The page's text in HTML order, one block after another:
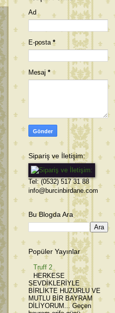
Ad
E-posta*
Mesaj *
Sipariş ve İletişim:
Tel: (0532) 517 31 88
info@burcinbirdane.com
Bu Blogda Ara
Popüler Yayınlar
Truff 2
HERKESE
SEVDİKLERİYLE
BİRLİKTE HUZURLU VE
MUTLU BİR BAYRAM
DİLİYORUM... Geçen